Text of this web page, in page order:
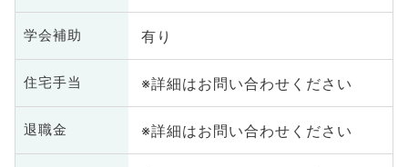
学会補助 有り
住宅手当 ※詳細はお問い合わせください
退職金 ※詳細はお問い合わせください